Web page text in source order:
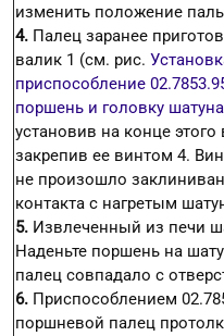
изменить положение
4. Палец заранее
валик 1 (см. рис.
приспособление
поршень и головку шатуна
установив на конце
закрепив ее винтом 4.
не произошло
контакта с нагретым
5. Извлеченный из печи
Наденьте поршень на
палец совпадало с
6. Приспособлением
поршневой палец